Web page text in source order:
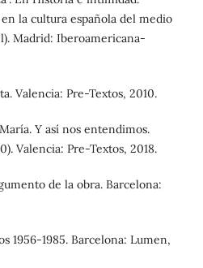
la cultura española del medio
Madrid: Iberoamericana-
Valencia: Pre-Textos, 2010.
Y así nos entendimos.
Valencia: Pre-Textos, 2018.
de la obra. Barcelona:
1956-1985. Barcelona: Lumen,